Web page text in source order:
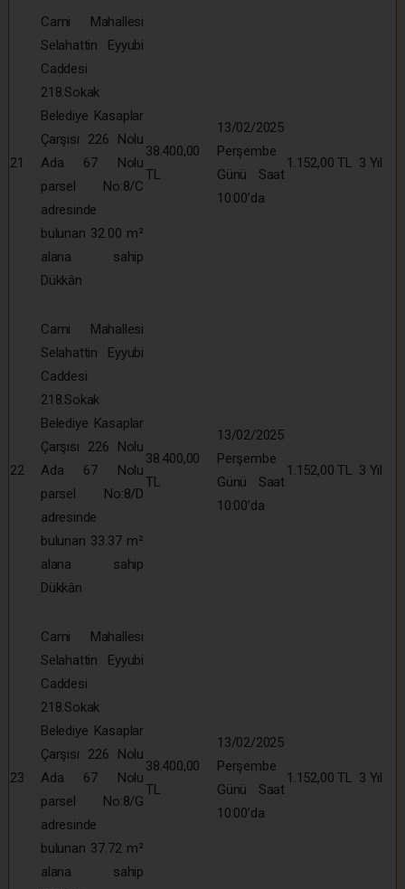
21
Cami Mahallesi
Selahattin Eyyubi
Caddesi
218.Sokak
Belediye Kasaplar
Çarşısı 226 Nolu
Ada 67 Nolu
parsel No:8/C
adresinde
bulunan 32.00 m²
alana sahip
Dükkân
38.400,00
TL
13/02/2025
Perşembe
Günü Saat
10:00’da
1.152,00 TL 3 Yıl
22
Cami Mahallesi
Selahattin Eyyubi
Caddesi
218.Sokak
Belediye Kasaplar
Çarşısı 226 Nolu
Ada 67 Nolu
parsel No:8/D
adresinde
bulunan 33.37 m²
alana sahip
Dükkân
38.400,00
TL
13/02/2025
Perşembe
Günü Saat
10:00’da
1.152,00 TL 3 Yıl
23
Cami Mahallesi
Selahattin Eyyubi
Caddesi
218.Sokak
Belediye Kasaplar
Çarşısı 226 Nolu
Ada 67 Nolu
parsel No:8/G
adresinde
bulunan 37.72 m²
alana sahip
38.400,00
TL
13/02/2025
Perşembe
Günü Saat
10:00’da
1.152,00 TL 3 Yıl